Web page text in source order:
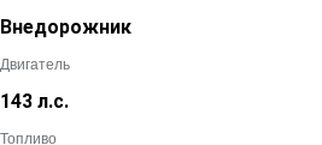
Внедорожник
Двигатель
143 л.с.
Топливо